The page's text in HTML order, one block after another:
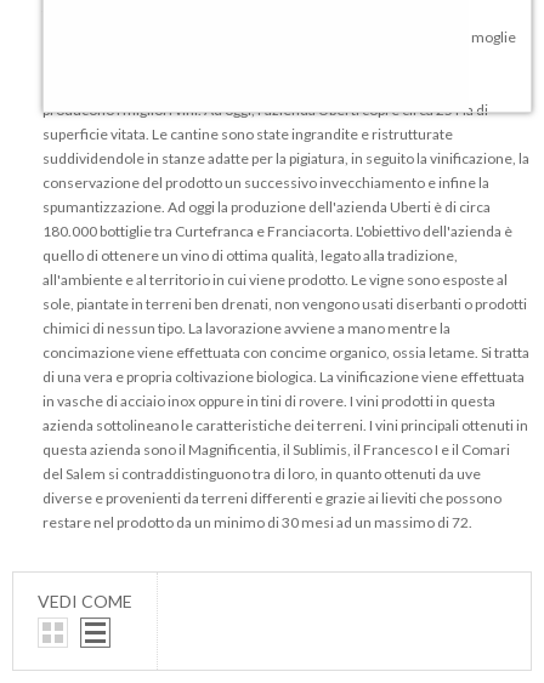
Infatti gli attuali proprietari dell'azienda sono Agostino Uberti e sua moglie
producono i migliori vini. Ad oggi, l'azienda Uberti copre circa 25 Ha di
superficie vitata. Le cantine sono state ingrandite e ristrutturate
suddividendole in stanze adatte per la pigiatura, in seguito la vinificazione, la
conservazione del prodotto un successivo invecchiamento e infine la
spumantizzazione. Ad oggi la produzione dell'azienda Uberti è di circa
180.000 bottiglie tra Curtefranca e Franciacorta. L'obiettivo dell'azienda è
quello di ottenere un vino di ottima qualità, legato alla tradizione,
all'ambiente e al territorio in cui viene prodotto. Le vigne sono esposte al
sole, piantate in terreni ben drenati, non vengono usati diserbanti o prodotti
chimici di nessun tipo. La lavorazione avviene a mano mentre la
concimazione viene effettuata con concime organico, ossia letame. Si tratta
di una vera e propria coltivazione biologica. La vinificazione viene effettuata
in vasche di acciaio inox oppure in tini di rovere. I vini prodotti in questa
azienda sottolineano le caratteristiche dei terreni. I vini principali ottenuti in
questa azienda sono il Magnificentia, il Sublimis, il Francesco I e il Comari
del Salem si contraddistinguono tra di loro, in quanto ottenuti da uve
diverse e provenienti da terreni differenti e grazie ai lieviti che possono
restare nel prodotto da un minimo di 30 mesi ad un massimo di 72.
VEDI COME